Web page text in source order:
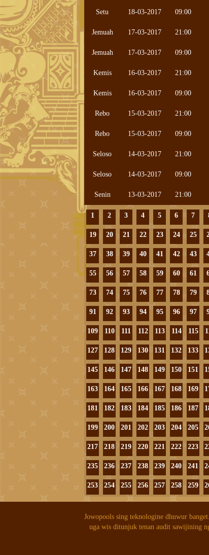
Setu 18-03-2017 09:00
Jemuah 17-03-2017 21:00
Jemuah 17-03-2017 09:00
Kemis 16-03-2017 21:00
Kemis 16-03-2017 09:00
Rebo 15-03-2017 21:00
Rebo 15-03-2017 09:00
Seloso 14-03-2017 21:00
Seloso 14-03-2017 09:00
Senin 13-03-2017 21:00
1 2 3 4 5 6 7
19 20 21 22 23 24 25
37 38 39 40 41 42 43
55 56 57 58 59 60 61
73 74 75 76 77 78 79
91 92 93 94 95 96 97
109 110 111 112 113 114 115
127 128 129 130 131 132 133
145 146 147 148 149 150 151
163 164 165 166 167 168 169
181 182 183 184 185 186 187
199 200 201 202 203 204 205
217 218 219 220 221 222 223
235 236 237 238 239 240 241
253 254 255 256 257 258 259
Jowopools sing teknologine dhuwur
uga wis ditunjuk tenan audit sawijining